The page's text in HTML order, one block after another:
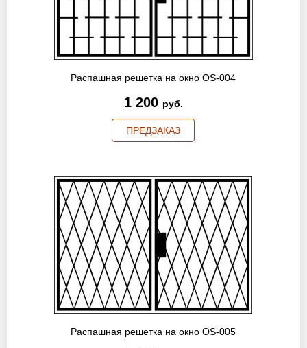
Работаем без выходных!
Распашная решетка на окно OS-004
1 200 руб.
ПРЕДЗАКАЗ
Распашная решетка на окно OS-005